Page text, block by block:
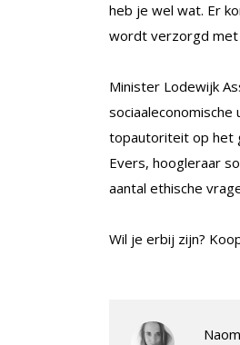
heb je wel wat. Er
wordt verzorgd met
Minister Lodewijk
topautoriteit op het
Evers, hoogleraar
aantal ethische
Wil je erbij zijn?